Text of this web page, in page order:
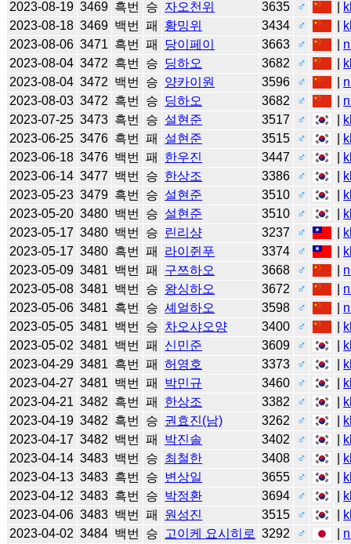
2023-08-19 3469 흑번 승 자오천위 3635 ♂
2023-08-18 3469 백번 패 황밍위 3434 ♂
2023-08-06 3471 흑번 패 당이페이 3663 ♂
2023-08-04 3472 흑번 승 딩하오 3682 ♂
2023-08-04 3472 백번 승 양카이원 3596 ♂
2023-08-03 3472 흑번 승 딩하오 3682 ♂
2023-07-25 3473 흑번 승 설현준 3517 ♂
2023-06-25 3476 흑번 패 설현준 3515 ♂
2023-06-18 3476 백번 패 한우진 3447 ♂
2023-06-14 3477 백번 승 한상조 3386 ♂
2023-05-23 3479 흑번 승 설현준 3510 ♂
2023-05-20 3480 백번 승 설현준 3510 ♂
2023-05-17 3480 백번 승 린리샹 3237 ♂
2023-05-17 3480 흑번 패 라이쥔푸 3374 ♂
2023-05-09 3481 백번 패 구쯔하오 3668 ♂
2023-05-08 3481 백번 승 왕싱하오 3672 ♂
2023-05-06 3481 흑번 승 셰얼하오 3598 ♂
2023-05-05 3481 백번 승 차오샤오양 3400 ♂
2023-05-02 3481 백번 패 신민준 3609 ♂
2023-04-29 3481 흑번 패 허영호 3373 ♂
2023-04-27 3481 백번 패 박민규 3460 ♂
2023-04-21 3482 흑번 패 한상조 3382 ♂
2023-04-19 3482 흑번 승 권효진(남) 3262 ♂
2023-04-17 3482 백번 패 박진솔 3402 ♂
2023-04-14 3483 백번 승 최철한 3408 ♂
2023-04-13 3483 흑번 승 변상일 3655 ♂
2023-04-12 3483 흑번 승 박정환 3694 ♂
2023-04-06 3483 백번 패 원성진 3515 ♂
2023-04-02 3484 백번 승 고이케 요시히로 3292 ♂